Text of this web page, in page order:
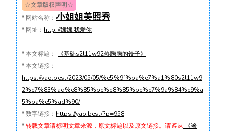
☆文章版权声明☆
* 网站名称： 小姐姐美照秀
* 网址： http://媱媱.我爱你
*本文标题：
《基础s2l11w92热腾腾的饺子》
*本文链接：
https://yao.best/2023/05/05/%e5%9f%ba%e7%a1%80s2l11w9
2%e7%83%ad%e8%85%be%e8%85%be%e7%9a%84%e9%a
5%ba%e5%ad%90/
*数字链接： https://yao.best/?p=958
*转载文章请标明文章来源，原文标题以及原文链接。请遵从 《署